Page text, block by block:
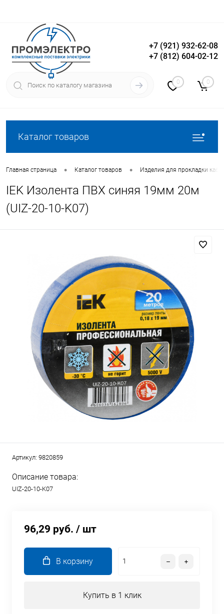
Вход Регистрация
+7 (921) 932-62-08
+7 (812) 604-02-12
0 0
Каталог товаров
Главная страница • Каталог товаров • Изделия для прокладки
IEK Изолента ПВХ синяя 19мм 20м
(UIZ-20-10-K07)
Артикул: 9820859
Описание товара:
UIZ-20-10-K07
96,29 руб. / шт
В корзину
Купить в 1 клик